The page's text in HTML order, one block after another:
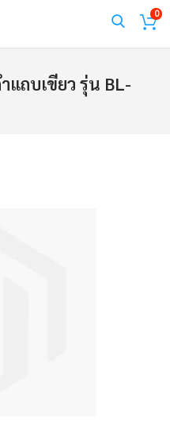
0
แถบเขียว รุ่น BL-